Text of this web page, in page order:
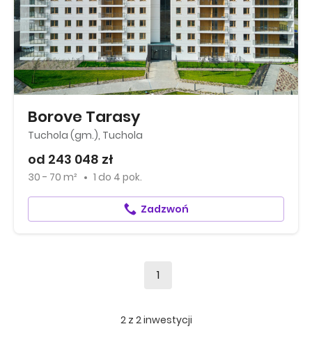
Borove Tarasy
Tuchola (gm.), Tuchola
od 243 048 zł
30 - 70 m² 1 do 4 pok.
Zadzwoń
1
2z 2inwestycji